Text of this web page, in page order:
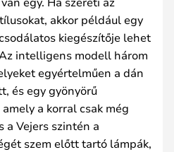
akkor például egy
kiegészítője lehet
intelligens modell három
egyértelműen a dán
és egy gyönyörű
a korral csak még
a Vejers szintén a
szem előtt tartó lámpák,